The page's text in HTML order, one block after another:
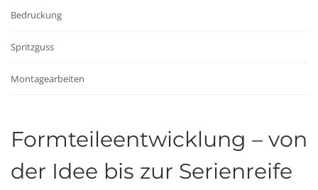
Bedruckung
Spritzguss
Montagearbeiten
Formteileentwicklung – von
der Idee bis zur Serienreife